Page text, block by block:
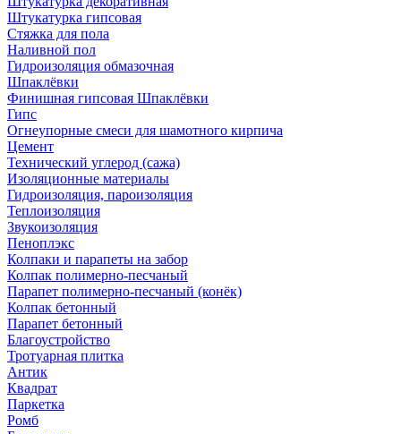
Штукатурка гипсовая
Стяжка для пола
Наливной пол
Гидроизоляция обмазочная
Шпаклёвки
Финишная гипсовая Шпаклёвки
Гипс
Огнеупорные смеси для шамотного кирпича
Цемент
Технический углерод (сажа)
Изоляционные материалы
Гидроизоляция, пароизоляция
Теплоизоляция
Звукоизоляция
Пеноплэкс
Колпаки и парапеты на забор
Колпак полимерно-песчаный
Парапет полимерно-песчаный (конёк)
Колпак бетонный
Парапет бетонный
Благоустройство
Тротуарная плитка
Антик
Квадрат
Паркетка
Ромб